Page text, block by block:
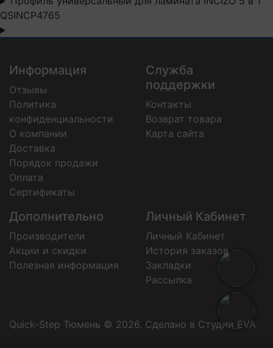
QSINCP4765
Информация
Отзывы
Политика
конфиденциальности
О компании
Доставка
Порядок продажи
Оплата
Сертификаты
Служба
поддержки
Контакты
Возврат товара
Карта сайта
Дополнительно
Производители
Акции и скидки
Полезная информация
Личный Кабинет
Личный Кабинет
История заказов
Закладки
Рассылка
Quick-Step Тюмень © 2026. Сделано в Студии EVA